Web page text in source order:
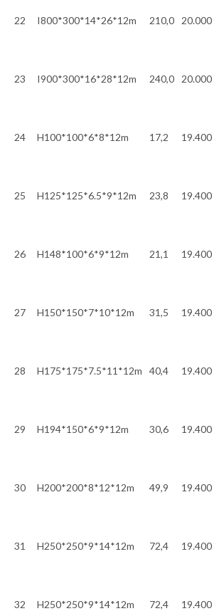
22 I800*300*14*26*12m 210,0 20.000
23 I900*300*16*28*12m 240,0 20.000
24 H100*100*6*8*12m 17,2 19.400
25 H125*125*6.5*9*12m 23,8 19.400
26 H148*100*6*9*12m 21,1 19.400
27 H150*150*7*10*12m 31,5 19.400
28 H175*175*7.5*11*12m 40,4 19.400
29 H194*150*6*9*12m 30,6 19.400
30 H200*200*8*12*12m 49,9 19.400
31 H250*250*9*14*12m 72,4 19.400
32 H250*250*9*14*12m 72,4 19.400